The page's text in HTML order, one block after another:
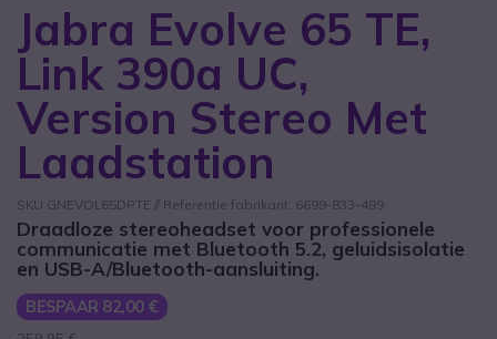
Jabra Evolve 65 TE,
Link 390a UC,
Version Stereo Met
Laadstation
SKU GNEVOL65DPTE // Referentie fabrikant: 6699-833-499
Draadloze stereoheadset voor professionele
communicatie met Bluetooth 5.2, geluidsisolatie
en USB-A/Bluetooth-aansluiting.
BESPAAR 82,00 €
Ga naar het begin van de afbeeldingen-gallerij